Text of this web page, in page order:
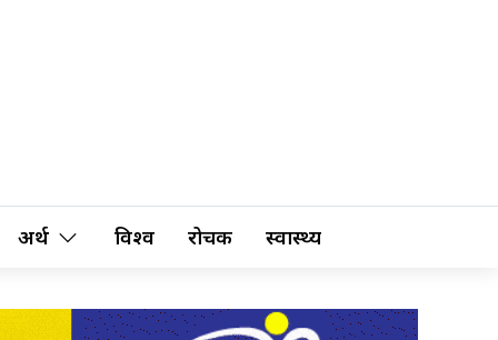
अर्थ विश्व रोचक स्वास्थ्य